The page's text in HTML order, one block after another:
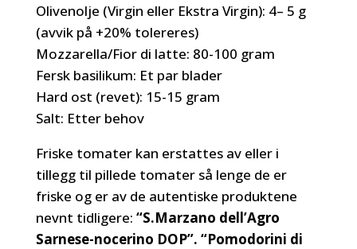
Olivenolje (Virgin eller Ekstra Virgin): 4– 5 g
(avvik på +20% tolereres)
Mozzarella/Fior di latte: 80-100 gram
Fersk basilikum: Et par blader
Hard ost (revet): 15-15 gram
Salt: Etter behov
Friske tomater kan erstattes av eller i
tillegg til pillede tomater så lenge de er
friske og er av de autentiske produktene
nevnt tidligere: “S.Marzano dell’Agro
Sarnese-nocerino DOP”. “Pomodorini di